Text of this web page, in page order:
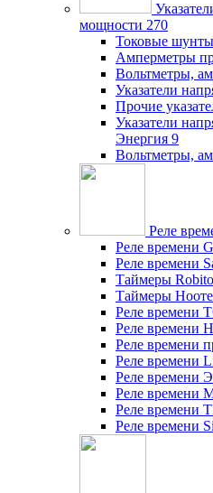
мощности 270
Токовые
Амперметры
Вольтметры,
Указатели
Прочие
Указатели
Энергия 9
Вольтметры,
Реле
Реле времени
Реле времени
Таймеры
Таймеры
Реле времени
Реле времени
Реле времени
Реле времени
Реле времени
Реле времени
Реле времени
Реле времени